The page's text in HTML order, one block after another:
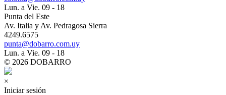
Lun. a Vie. 09 - 18
Punta del Este
Av. Italia y Av. Pedragosa Sierra
4249.6575
punta@dobarro.com.uy
Lun. a Vie. 09 - 18
© 2026 DOBARRO
×
Iniciar sesión